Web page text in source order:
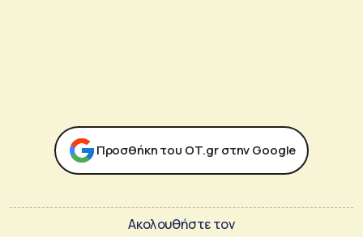
Προσθήκη του ΟΤ.gr στην Google
Ακολουθήστε τον